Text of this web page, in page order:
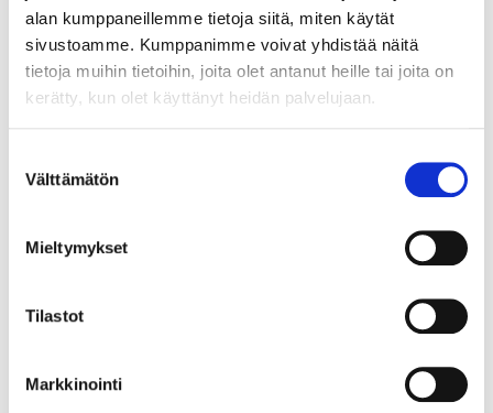
alan kumppaneillemme tietoja siitä, miten käytät
sivustoamme. Kumppanimme voivat yhdistää näitä
tietoja muihin tietoihin, joita olet antanut heille tai joita on
kerätty, kun olet käyttänyt heidän palvelujaan.
valinta
Välttämätön
Mieltymykset
Tilastot
Markkinointi
LUE LISÄÄ »
340077
Kinvaro T-Slim LF 1000-2250 soft-close, valkoinen